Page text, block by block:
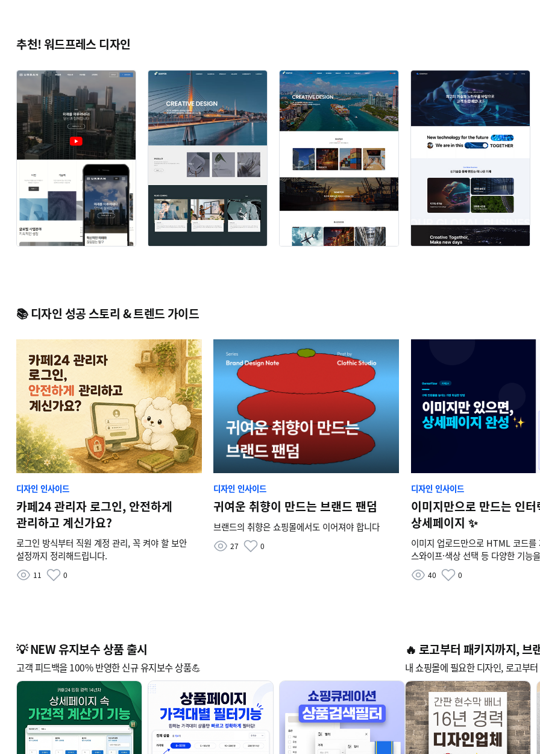
추천! 워드프레스 디자인
📚 디자인 성공 스토리 & 트렌드 가이드
디자인 인사이드
카페24 관리자 로그인, 안전하게
관리하고 계신가요?
로그인 방식부터 직원 계정 관리, 꼭 켜야 할 보안
설정까지 정리해드립니다.
11 0
디자인 인사이드
귀여운 취향이 만드는 브랜드 팬덤
브랜드의 취향은 쇼핑몰에서도 이어져야 합니다
27 0
디자인 인사이드
이미지만으로 만드는 인터
상세페이지 ✨
이미지 업로드만으로 HTML 코드를
스와이프·색상 선택 등 다양한 기능
구현해보세요. 🚀
40 0
💡 NEW 유지보수 상품 출시
고객 피드백을 100% 반영한 신규 유지보수 상품💪
🔥 로고부터 패키지까지, 브
내 쇼핑몰에 필요한 디자인, 로고부